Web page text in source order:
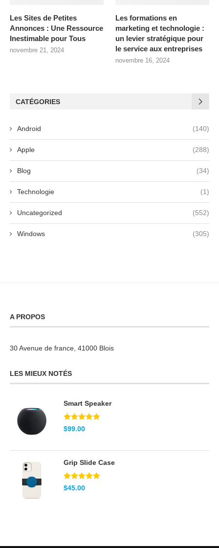
Les Sites de Petites
Annonces : Une Ressource
Inestimable pour Tous
novembre 21, 2024
Les formations en
marketing et technologie :
un levier stratégique pour
le service aux entreprises
novembre 16, 2024
CATÉGORIES
Android (140)
Apple (288)
Blog (34)
Technologie (1)
Uncategorized (552)
Windows (305)
A PROPOS
30 Avenue de france, 41000 Blois
LES MIEUX NOTÉS
Smart Speaker
Note5.00
sur 5
$99.00
Grip Slide Case
Note5.00
sur 5
$45.00